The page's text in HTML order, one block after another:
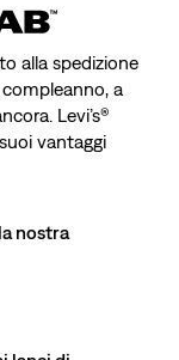
alla spedizione
a
Levi’s®
vantaggi
nostra